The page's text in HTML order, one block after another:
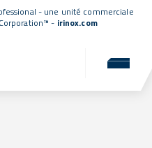
- une unité commerciale
- irinox.com